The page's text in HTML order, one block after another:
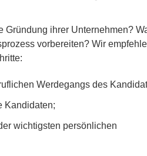
Gründung ihrer Unternehmen?
vorbereiten? Wir
Werdegangs des
Kandidaten;
wichtigsten persönlichen